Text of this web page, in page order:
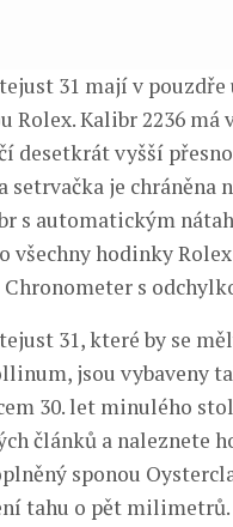
31 mají v
Rolex. Kalibr 2236
desetkrát vyšší
setrvačka je chráněna
s automatickým
všechny hodinky
s
31, které by se
jsou vybaveny
30. let minulého
článků a naleznete
sponou
tahu o pět milimetrů.